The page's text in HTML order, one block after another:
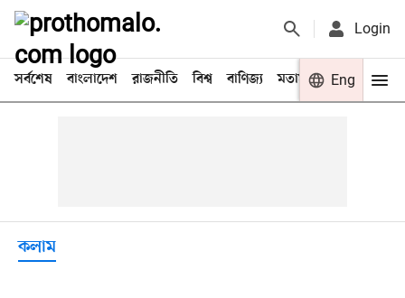
Login
সর্বশেষ বাংলাদেশ রাজনীতি বিশ্ব বাণিজ্য মতামত খেলা
Eng
কলাম